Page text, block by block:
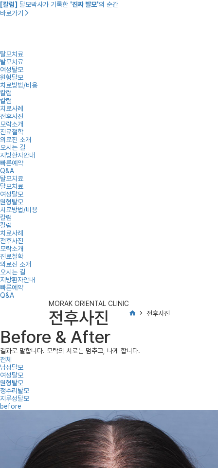
[칼럼] 탈모박사가 기록한 '진짜 발모'의 순간
바로가기
탈모치료
탈모치료
여성탈모
원형탈모
치료방법/비용
칼럼
칼럼
치료사례
전후사진
모락소개
진료철학
의료진 소개
오시는 길
지방환자안내
빠른예약
Q&A
탈모치료
탈모치료
여성탈모
원형탈모
치료방법/비용
칼럼
칼럼
치료사례
전후사진
모락소개
진료철학
의료진 소개
오시는 길
지방환자안내
빠른예약
Q&A
MORAK ORIENTAL CLINIC
전후사진 전후사진
Before & After
결과로 말합니다. 모락의 치료는 멈추고, 나게 합니다.
전체
남성탈모
여성탈모
원형탈모
정수리탈모
지루성탈모
before